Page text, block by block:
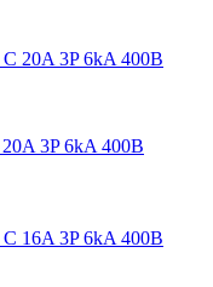
3P 6kA 400В